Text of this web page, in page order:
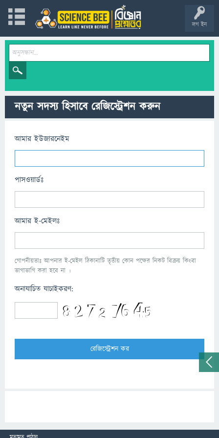
লগ ইন
নতুন সদস্য হিসাবে রেজিস্ট্রেশন করুন
আমার ইউজারনেইম
পাসওয়ার্ডঃ
আমার ই-মেইলঃ
গোপনীয়তাঃ আপনার ই-মেইল ঠিকানাটি তৃতীয় কোন পক্ষের নিকট বিক্রয় কিংবা
ভাগাভাগি করা হবে না ।
অনাযাচিত যাচাইকরণ: